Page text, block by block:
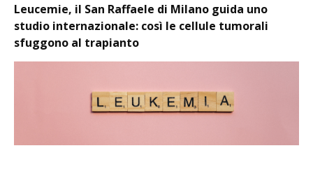
Leucemie, il San Raffaele di Milano guida uno
studio internazionale: così le cellule tumorali
sfuggono al trapianto